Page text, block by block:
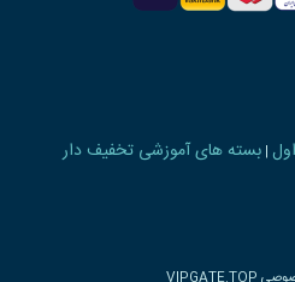
| بسته های آموزشی تخفیف دار